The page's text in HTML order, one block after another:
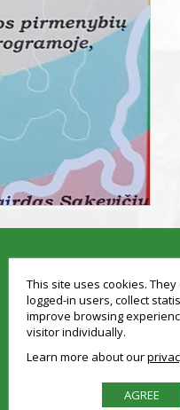
foreash
This site uses cookies.
logged-in users, collect
improve browsing
visitor individually.
Learn more about our
AGREE